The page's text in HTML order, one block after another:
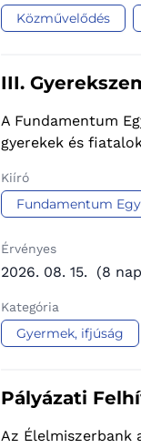
Közművelődés
III.
A Fundamentum
gyerekek és
Kiíró
Fundamentum
Érvényes
2026. 08. 15. (8
Kategória
Gyermek, ifjúság
Pályázati
Az Élelmiszerbank